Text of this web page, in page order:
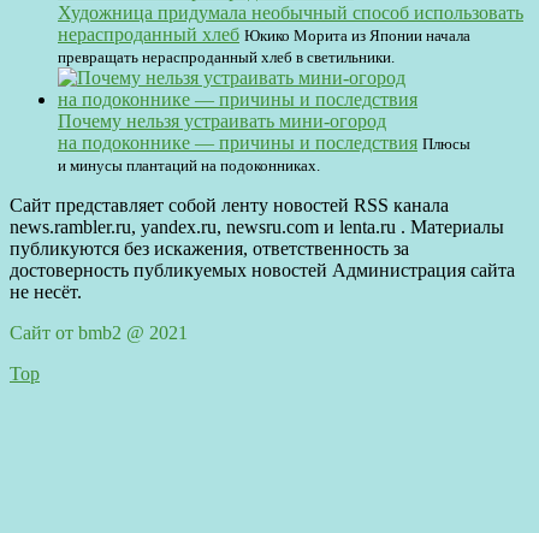
Художница придумала необычный способ использовать
нераспроданный хлеб Юкико Морита из Японии начала
превращать нераспроданный хлеб в светильники.
Почему нельзя устраивать мини-огород
на подоконнике — причины и последствия Плюсы
и минусы плантаций на подоконниках.
Сайт представляет собой ленту новостей RSS канала
news.rambler.ru, yandex.ru, newsru.com и lenta.ru . Материалы
публикуются без искажения, ответственность за
достоверность публикуемых новостей Администрация сайта
не несёт.
Сайт от bmb2 @ 2021
Top